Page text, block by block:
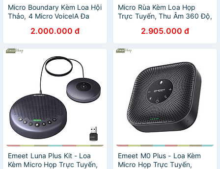
Micro Boundary Kèm Loa Hội
Thảo, 4 Micro VoiceIA Đa
Emeet M0 - Hàng Chính
Hãng
2.000.000 đ
Micro Rùa Kèm Loa Họp
Trực Tuyến, Thu Âm 360 Độ,
Suất Lớn 3w Emeet Luna -
Hàng Chính Hãng
2.905.000 đ
Emeet Luna Plus Kit - Loa
Kèm Micro Họp Trực Tuyến,
Emeet M0 Plus - Loa Kèm
Micro Họp Trực Tuyến,